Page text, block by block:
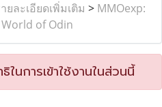
ยละเอียดเพิ่มเติม > MMOexp:
of Odin
นการเข้าใช้งานในส่วนนี้